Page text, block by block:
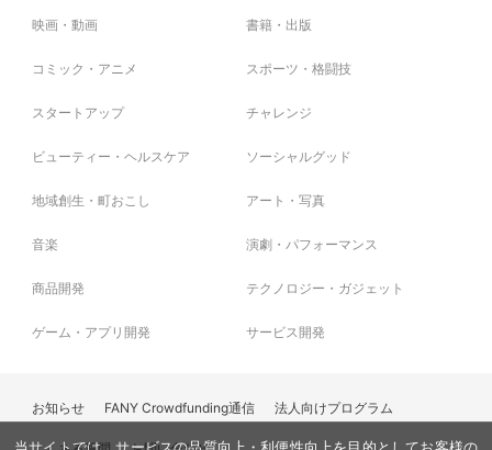
映画・動画 書籍・出版
コミック・アニメ スポーツ・格闘技
スタートアップ チャレンジ
ビューティー・ヘルスケア ソーシャルグッド
地域創生・町おこし アート・写真
音楽 演劇・パフォーマンス
商品開発 テクノロジー・ガジェット
ゲーム・アプリ開発 サービス開発
お知らせ FANY Crowdfunding通信 法人向けプログラム